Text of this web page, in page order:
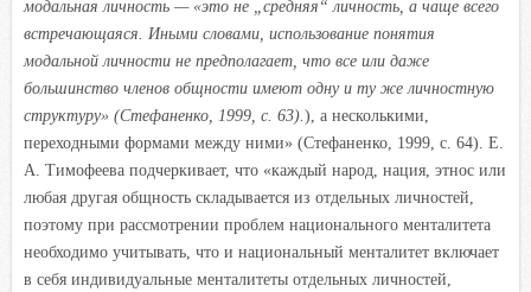
модальная личность — «это не „средняя“ личность, а чаще всего
встречающаяся. Иными словами, использование понятия
модальной личности не предполагает, что все или даже
большинство членов общности имеют одну и ту же личностную
структуру» (Стефаненко, 1999, с. 63). ), а несколькими,
переходными формами между ними» (Стефаненко, 1999, с. 64). Е.
А. Тимофеева подчеркивает, что «каждый народ, нация, этнос или
любая другая общность складывается из отдельных личностей,
поэтому при рассмотрении проблем национального менталитета
необходимо учитывать, что и национальный менталитет включает
в себя индивидуальные менталитеты отдельных личностей,